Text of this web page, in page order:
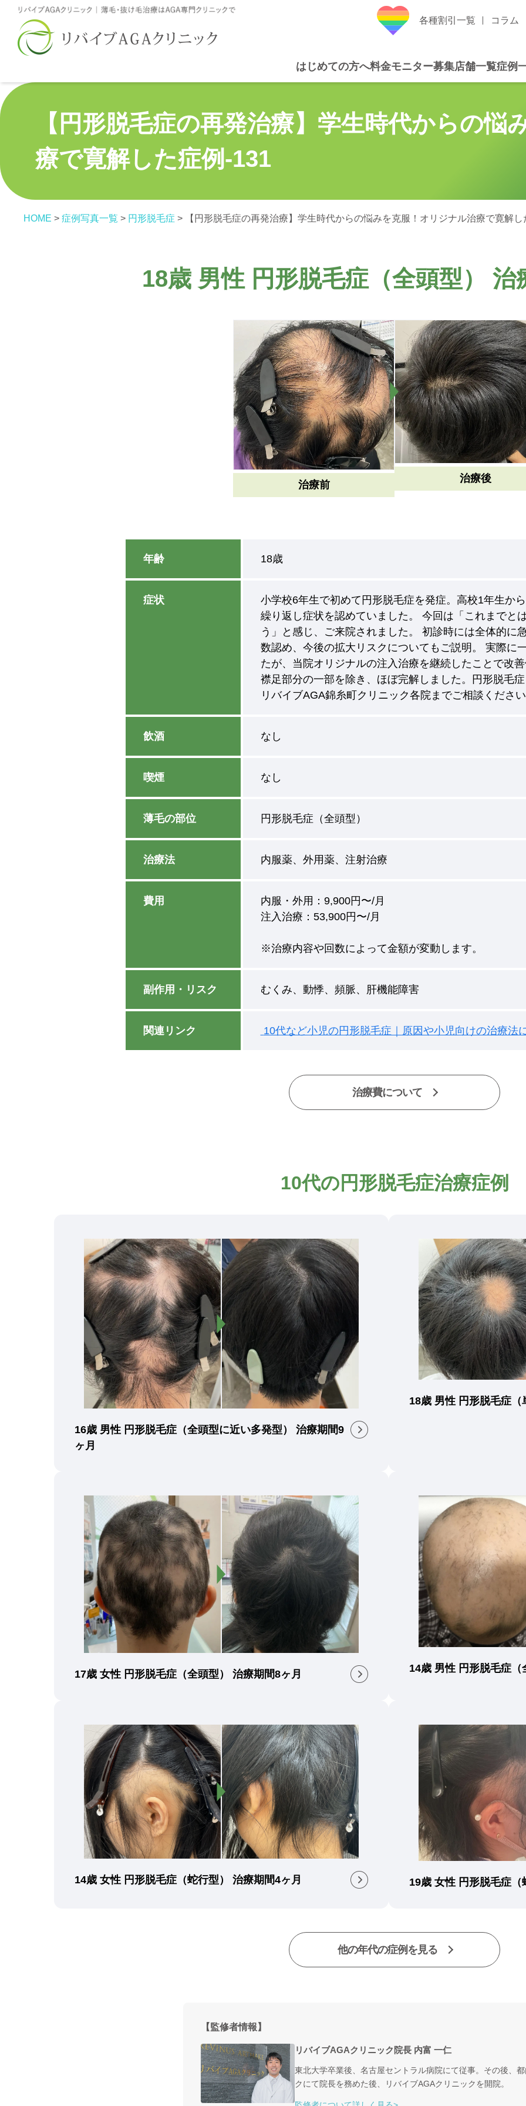
各種割引一覧 コラム
はじめての方へ料金モニター募集店舗一覧症例
【円形脱毛症の再発治療】学生時代からの悩
療で寛解した症例‐131
HOME > 症例写真一覧 > 円形脱毛症 > 【円形脱毛症の再発治療】学生時代からの悩みを克服！オリジナル治療で寛解し
18歳 男性 円形脱毛症（全頭型） 治
治療前
治療後
年齢 18歳
症状
小学校6年生で初めて円形脱毛症を発症。高校1年生か
繰り返し症状を認めていました。 今回は「これまでと
う」と感じ、ご来院されました。 初診時には全体的に
数認め、今後の拡大リスクについてもご説明。 実際に
たが、当院オリジナルの注入治療を継続したことで改
襟足部分の一部を除き、ほぼ完解しました。円形脱毛
リバイブAGA錦糸町クリニック各院までご相談くださ
飲酒 なし
喫煙 なし
薄毛の部位 円形脱毛症（全頭型）
治療法 内服薬、外用薬、注射治療
費用
内服・外用：9,900円〜/月
注入治療：53,900円〜/月
※治療内容や回数によって金額が変動します。
副作用・リスク むくみ、動悸、頻脈、肝機能障害
関連リンク 10代など小児の円形脱毛症｜原因や小児向けの治療法
治療費について
10代の円形脱毛症治療症例
16歳 男性 円形脱毛症（全頭型に近い多発型） 治療期間9
ヶ月
18歳 男性 円形脱毛症
17歳 女性 円形脱毛症（全頭型） 治療期間8ヶ月
14歳 男性 円形脱毛症
14歳 女性 円形脱毛症（蛇行型） 治療期間4ヶ月 19歳 女性 円形脱毛症
他の年代の症例を見る
【監修者情報】
リバイブAGAクリニック院長 内富 一仁
東北大学卒業後、名古屋セントラル病院にて従事。その後、
クにて院長を務めた後、リバイブAGAクリニックを開院。